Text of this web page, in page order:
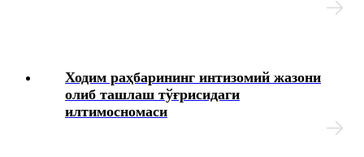
Ходим раҳбарининг интизомий жазони
олиб ташлаш тўғрисидаги
илтимосномаси